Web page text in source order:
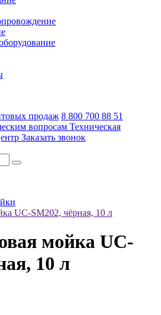
продаж 8 800 700 88 51
вопросам Техническая
Заказать звонок
UC-SM202, чёрная, 10 л
мойка UC-
10 л